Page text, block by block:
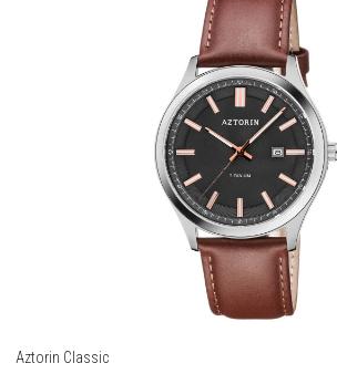
Aztorin Classic